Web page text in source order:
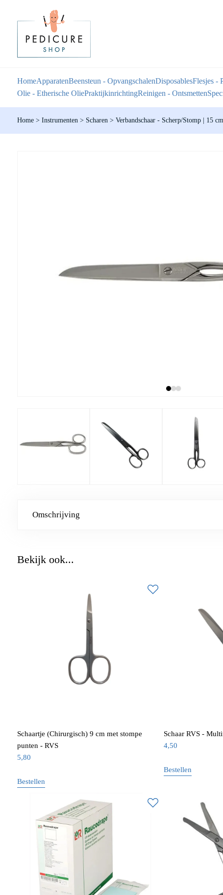
HomeApparatenBeensteun - OpvangschalenDisposablesFlesjes -
Olie - Etherische OliePraktijkinrichtingReinigen - Ontsmetten
Home > Instrumenten > Scharen > Verbandschaar - Scherp/Stomp | 15
Omschrijving
Bekijk ook...
Schaartje (Chirurgisch) 9 cm met stompe
punten - RVS
5,80
Bestellen
Schaar RVS -
4,50
Bestellen